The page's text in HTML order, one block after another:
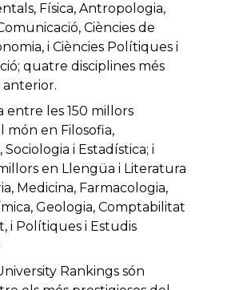
Física, Antropologia,
Ciències de
i Ciències Polítiques i
quatre disciplines més
anterior.
entre les 150 millors
món en Filosofia,
i Estadística; i
en Llengüa i Literatura
Medicina, Farmacologia,
Geologia, Comptabilitat
i Polítiques i Estudis
Rankings són